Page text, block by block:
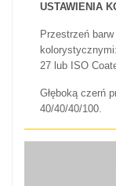
USTAWIENIA
Przestrzeń
27 lub ISO
Głęboką czerń
40/40/40/100.